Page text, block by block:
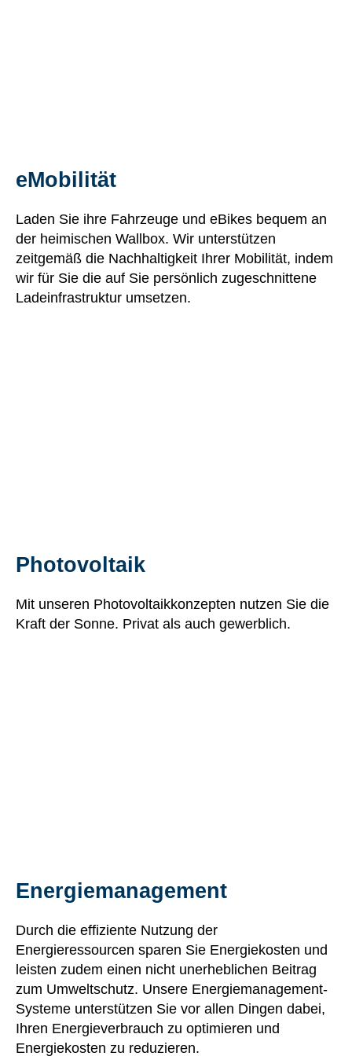
eMobilität
Laden Sie ihre Fahrzeuge und eBikes bequem an
der heimischen Wallbox. Wir unterstützen
zeitgemäß die Nachhaltigkeit Ihrer Mobilität, indem
wir für Sie die auf Sie persönlich zugeschnittene
Ladeinfrastruktur umsetzen.
Photovoltaik
Mit unseren Photovoltaikkonzepten nutzen Sie die
Kraft der Sonne. Privat als auch gewerblich.
Energiemanagement
Durch die effiziente Nutzung der
Energieressourcen sparen Sie Energiekosten und
leisten zudem einen nicht unerheblichen Beitrag
zum Umweltschutz. Unsere Energiemanagement-
Systeme unterstützen Sie vor allen Dingen dabei,
Ihren Energieverbrauch zu optimieren und
Energiekosten zu reduzieren.